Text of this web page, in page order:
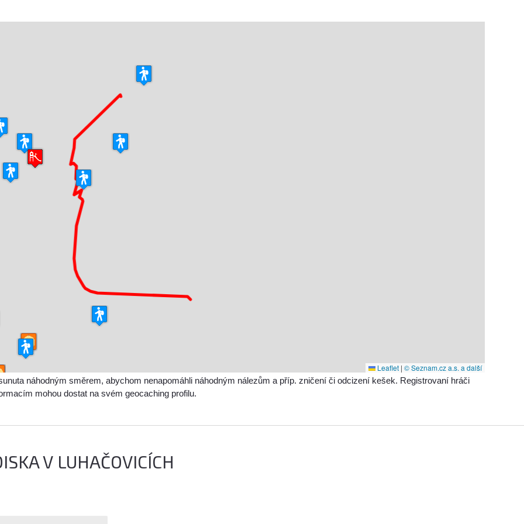
Leaflet | © Seznam.cz a.s. a další
náhodným směrem, abychom nenapomáhli náhodným nálezům a příp. zničení či odcizení kešek. Registrovaní hráči
mohou dostat na svém geocaching profilu.
V LUHAČOVICÍCH